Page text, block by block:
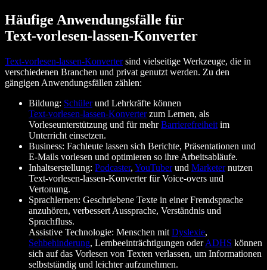
Häufige Anwendungsfälle für
Text‑vorlesen‑lassen‑Konverter
Text‑vorlesen‑lassen‑Konvertersind vielseitige Werkzeuge, die in
verschiedenen Branchen und privat genutzt werden. Zu den
gängigen Anwendungsfällen zählen:
Bildung: Schülerund Lehrkräfte können
Text‑vorlesen‑lassen‑Konverterzum Lernen, als
Vorleseunterstützung und für mehrBarrierefreiheit im
Unterricht einsetzen.
Business: Fachleute lassen sich Berichte, Präsentationen und
E-Mails vorlesen und optimieren so ihre Arbeitsabläufe.
Inhaltserstellung: Podcaster, YouTuberund Marketernutzen
Text‑vorlesen‑lassen‑Konverter für Voice-overs und
Vertonung.
Sprachlernen: Geschriebene Texte in einer Fremdsprache
anzuhören, verbessert Aussprache, Verständnis und
Sprachfluss.
Assistive Technologie: Menschen mit Dyslexie,
Sehbehinderung, Lernbeeinträchtigungen oderADHS können
sich auf das Vorlesen von Texten verlassen, um Informationen
selbstständig und leichter aufzunehmen.